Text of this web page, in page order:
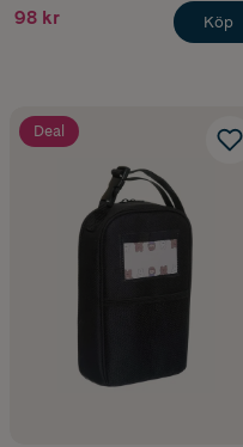
98 kr Köp
Deal